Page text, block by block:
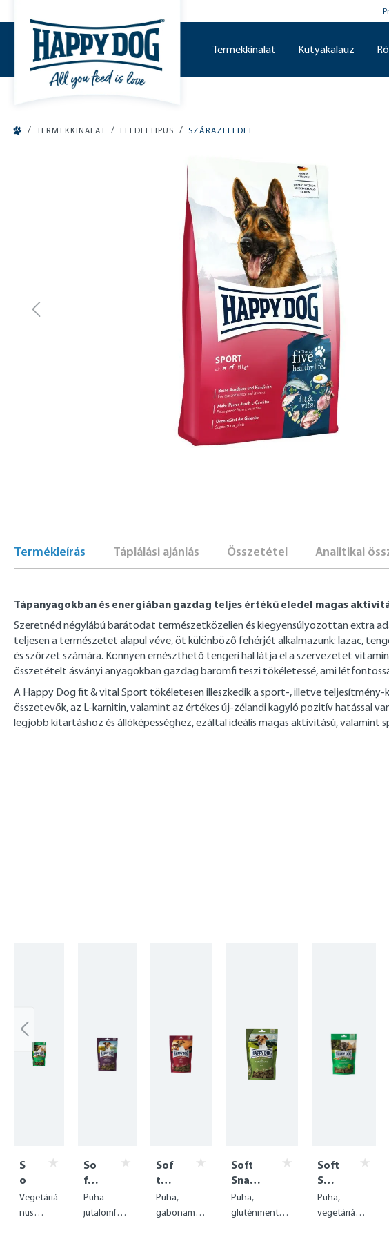
Termekkinalat Kutyakalauz
/ TERMEKKINALAT / ELEDELTIPUS / SZÁRAZELEDEL
Termékleírás Táplálási ajánlás Összetétel Analitikai
Tápanyagokban és energiában gazdag teljes értékű eledel magas
Szeretnéd négylábú barátodat természetközelien és kiegyensúlyozottan extra
teljesen a természetet alapul véve, öt különböző fehérjét alkalmazunk: lazac,
és szőrzet számára. Könnyen emészthető tengeri hal látja el a szervezetet
összetételt ásványi anyagokban gazdag baromfi teszi tökéletessé, ami
A Happy Dog fit & vital Sport tökéletesen illeszkedik a sport-, illetve teljesítmény-
összetevők, az L-karnitin, valamint az értékes új-zélandi kagyló pozitív hatással
legjobb kitartáshoz és állóképességhez, ezáltal ideális magas aktivitású, valamint
S
o
ft
S
Vegetáriá
nus
So
ft
Sn
ac
Puha
jutalomfala
Sof
t
Sna
ck
Puha,
gabonamen
Soft
Snack
Mini
Neuse
Puha,
gluténmentes
Soft
Sna
ck
Indi
Puha,
vegetáriánus